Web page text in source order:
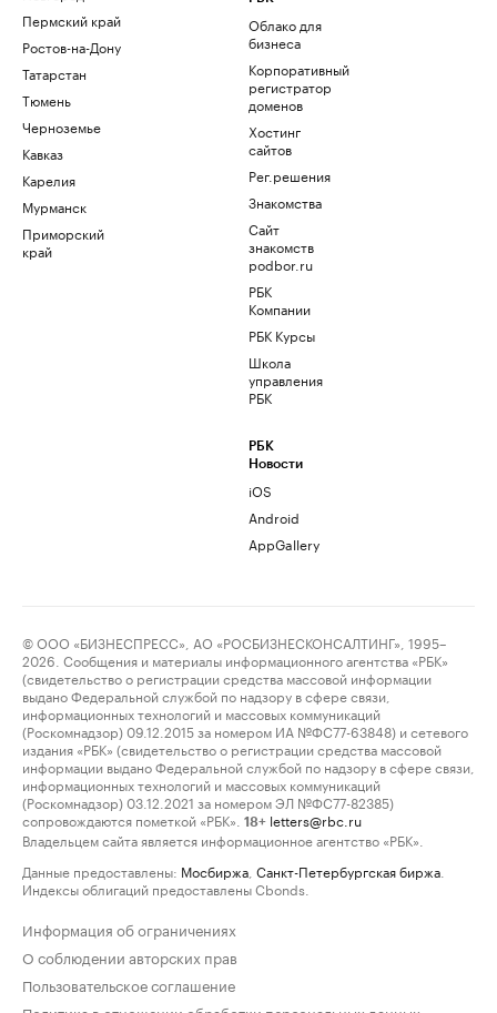
Пермский край
Ростов-на-Дону
Татарстан
Тюмень
Черноземье
Кавказ
Карелия
Мурманск
Приморский
край
Облако для
бизнеса
Корпоративный
регистратор
доменов
Хостинг
сайтов
Рег.решения
Знакомства
Сайт
знакомств
podbor.ru
РБК
Компании
РБК Курсы
Школа
управления
РБК
РБК
Новости
iOS
Android
AppGallery
© ООО «БИЗНЕСПРЕСС», АО «РОСБИЗНЕСКОНСАЛТИНГ», 1995–
2026. Сообщения и материалы информационного агентства «РБК»
(свидетельство о регистрации средства массовой информации
выдано Федеральной службой по надзору в сфере связи,
информационных технологий и массовых коммуникаций
(Роскомнадзор) 09.12.2015 за номером ИА №ФС77-63848) и сетевого
издания «РБК» (свидетельство о регистрации средства массовой
информации выдано Федеральной службой по надзору в сфере связи,
информационных технологий и массовых коммуникаций
(Роскомнадзор) 03.12.2021 за номером ЭЛ №ФС77-82385)
сопровождаются пометкой «РБК».
18+ letters@rbc.ru
Владельцем сайта является информационное агентство «РБК».
Данные предоставлены: Мосбиржа Санкт-Петербургская биржа
Индексы облигаций предоставлены Cbonds.
Информация об ограничениях
О соблюдении авторских прав
Пользовательское соглашение